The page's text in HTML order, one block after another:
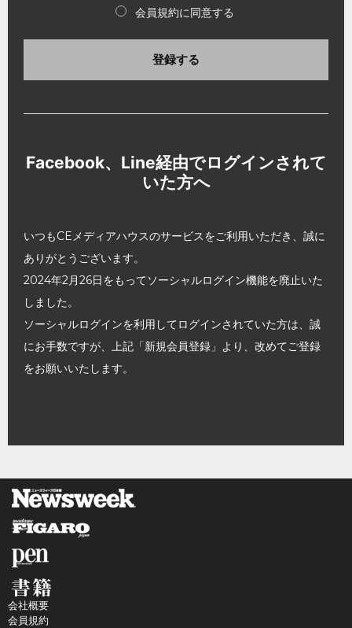
会員規約に同意する
登録する
Facebook、Line経由でログインされて
いた方へ
いつもCEメディアハウスのサービスをご利用いただき、誠に
ありがとうございます。
2024年2月26日をもってソーシャルログイン機能を廃止いた
しました。
ソーシャルログインを利用してログインされていた方は、誠
にお手数ですが、上記「新規会員登録」より、改めてご登録
をお願いいたします。
会社概要
会員規約